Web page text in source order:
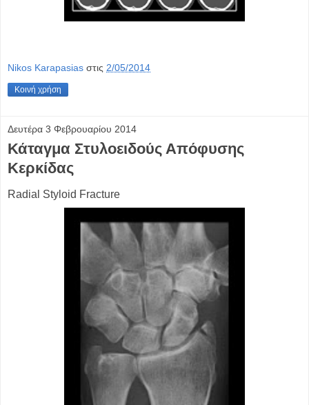
Nikos Karapasias στις 2/05/2014
Κοινή χρήση
Δευτέρα 3 Φεβρουαρίου 2014
Κάταγμα Στυλοειδούς Απόφυσης
Κερκίδας
Radial Styloid Fracture